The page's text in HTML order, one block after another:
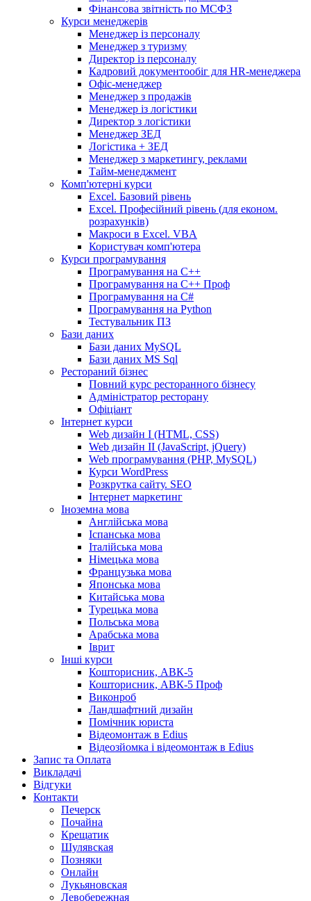
Фінансова звітність по МСФЗ
Курси менеджерів
Менеджер із персоналу
Менеджер з туризму
Директор iз персоналу
Кадровий документообіг для HR-менеджера
Офіс-менеджер
Менеджер з продажів
Менеджер із логістики
Директор з логістики
Менеджер ЗEД
Логістика + ЗЕД
Менеджер з маркетингу, реклами
Тайм-менеджмент
Комп'ютерні курси
Excel. Базовий рівень
Excel. Професійний рівень (для економ.
розрахунків)
Макроси в Excel. VBA
Користувач комп'ютера
Курси програмування
Програмування на С++
Програмування на С++ Проф
Програмування на C#
Програмування на Python
Тестувальник ПЗ
Бази даних
Бази даних MySQL
Бази даних MS Sql
Рестораний бізнес
Повний курс ресторанного бізнесу
Адміністратор ресторану
Офіціант
Інтернет курси
Web дизайн I (HTML, CSS)
Web дизайн II (JavaScript, jQuery)
Web програмування (PHP, MySQL)
Курси WordPress
Розкрутка сайту. SEO
Інтернет маркетинг
Іноземна мова
Англійська мова
Іспанська мова
Італійська мова
Німецька мова
Французька мова
Японська мова
Китайська мова
Турецька мова
Польська мова
Арабська мова
Іврит
Інші курси
Кошторисник, АВК-5
Кошторисник, АВК-5 Проф
Виконроб
Ландшафтний дизайн
Помічник юриста
Відеомонтаж в Edius
Відеозйомка і відеомонтаж в Edius
Запис та Оплата
Викладачі
Відгуки
Контакти
Печерск
Почайна
Крещатик
Шулявская
Позняки
Онлайн
Лукьяновская
Левобережная